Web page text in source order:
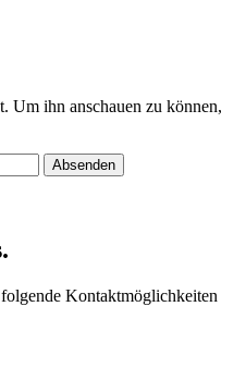
Um ihn anschauen zu können,
Kontaktmöglichkeiten